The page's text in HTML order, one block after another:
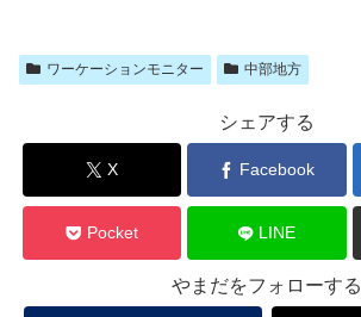
ワーケーションモニター 中部地方
シェアする
X Facebook
Pocket LINE
やまだをフォローする